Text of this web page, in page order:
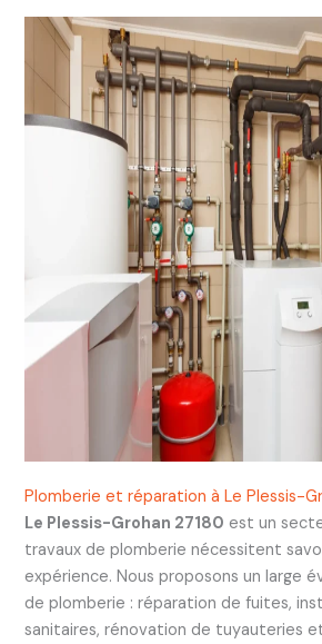
Plomberie et réparation à Le Plessis-
Le Plessis-Grohan 27180 est un
travaux de plomberie nécessitent
expérience. Nous proposons un large
de plomberie : réparation de fuites,
sanitaires, rénovation de tuyauteries